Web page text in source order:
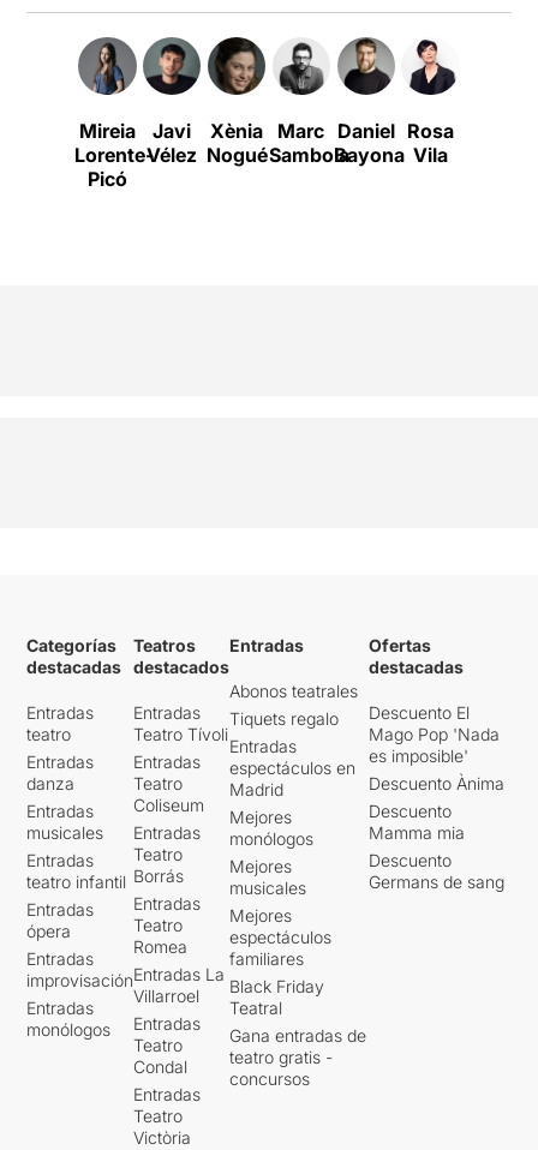
Mireia
Lorente-
Picó
Javi
Vélez
Xènia
Nogué
Marc
Sambola
Daniel
Bayona
Rosa
Vila
Categorías
destacadas
Entradas
teatro
Entradas
danza
Entradas
musicales
Entradas
teatro infantil
Entradas
ópera
Entradas
improvisación
Entradas
monólogos
Teatros
destacados
Entradas
Teatro Tívoli
Entradas
Teatro
Coliseum
Entradas
Teatro
Borrás
Entradas
Teatro
Romea
Entradas La
Villarroel
Entradas
Teatro
Condal
Entradas
Teatro
Victòria
Entradas
Abonos teatrales
Tiquets regalo
Entradas
espectáculos en
Madrid
Mejores
monólogos
Mejores
musicales
Mejores
espectáculos
familiares
Black Friday
Teatral
Gana entradas de
teatro gratis -
concursos
Ofertas
destacadas
Descuento El
Mago Pop 'Nada
es imposible'
Descuento Ànima
Descuento
Mamma mia
Descuento
Germans de sang